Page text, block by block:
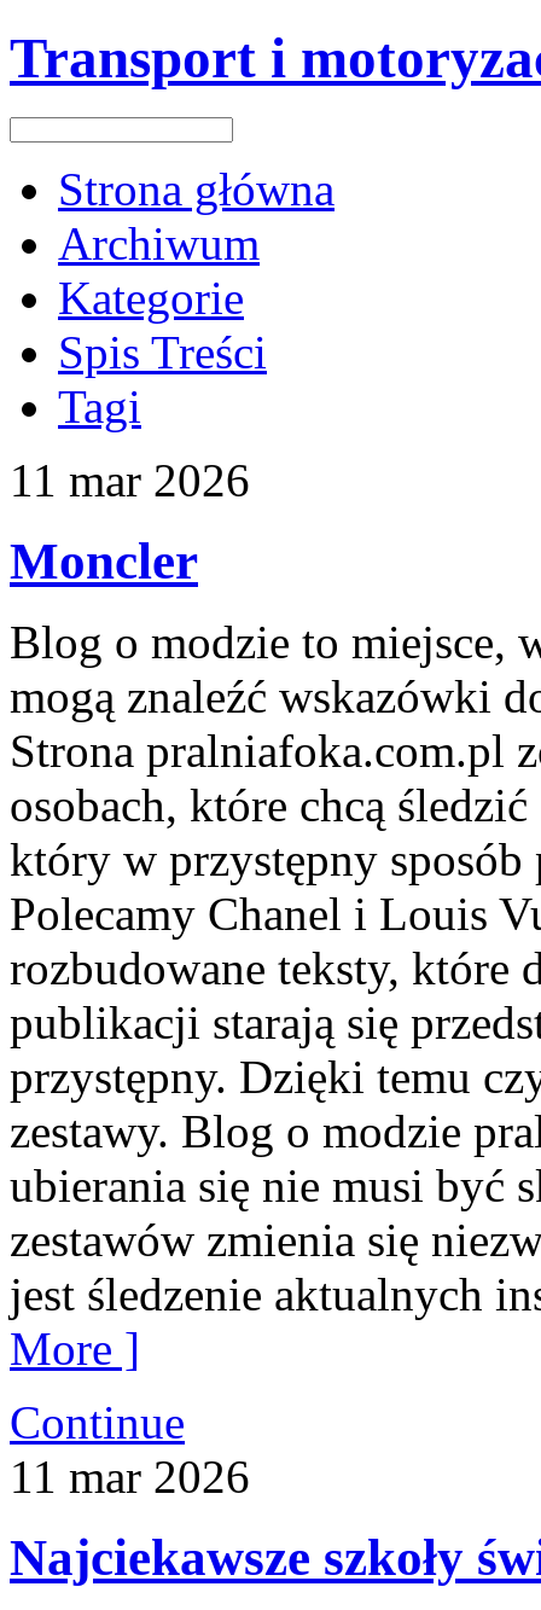
Transport i
Strona główna
Archiwum
Kategorie
Spis Treści
Tagi
11 mar 2026
Moncler
Blog o modzie to miejsce,
mogą znaleźć wskazówki
Strona pralniafoka.com.pl
osobach, które chcą
który w przystępny sposób
Polecamy Chanel i Louis
rozbudowane teksty, które
publikacji starają się
przystępny. Dzięki temu
zestawy. Blog o modzie
ubierania się nie musi być
zestawów zmienia się
jest śledzenie aktualnych
More ]
Continue
11 mar 2026
Najciekawsze szkoły